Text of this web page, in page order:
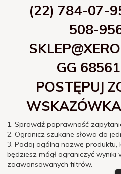
(22) 784-07-
508-
GG
POSTĘPUJ
1. Sprawdź poprawność
2. Ogranicz szukane słowa do
3. Podaj ogólną nazwę produktu,
będziesz mógł ograniczyć
zaawansowanych filtrów.